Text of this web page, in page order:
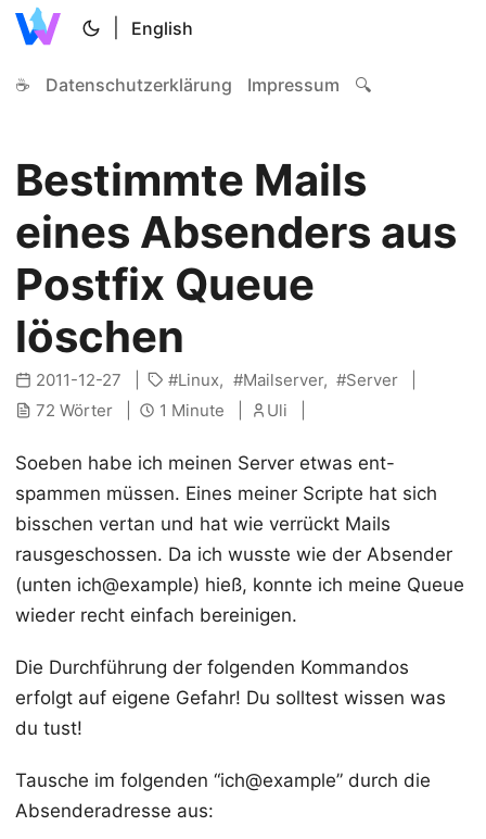
English
☕ Datenschutzerklärung Impressum 🔍
Bestimmte Mails
eines Absenders aus
Postfix Queue
löschen
2011-12-27 Linux Mailserver
Server
72 Wörter
1 Minute Uli
Soeben habe ich meinen Server etwas ent-
spammen müssen. Eines meiner Scripte hat sich
bisschen vertan und hat wie verrückt Mails
rausgeschossen. Da ich wusste wie der Absender
(unten ich@example) hieß, konnte ich meine Queue
wieder recht einfach bereinigen.
Die Durchführung der folgenden Kommandos
erfolgt auf eigene Gefahr! Du solltest wissen was
du tust!
Tausche im folgenden “ich@example” durch die
Absenderadresse aus: